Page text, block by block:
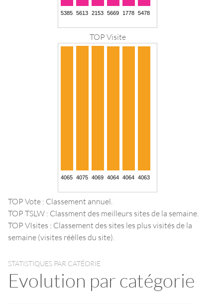
TOP Visite
TOP Vote : Classement annuel.
TOP TSLW : Classment des meilleurs sites de la semaine.
TOP VIsites : Classement des sites les plus visités de la
semaine (visites réèlles du site).
STATISTIQUES PAR CATÉORIE
Evolution par catégorie